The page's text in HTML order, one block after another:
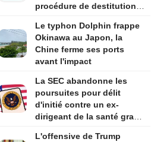
procédure de destitution
Chambre, selon des
sources
Le typhon Dolphin frappe
Okinawa au Japon, la
Chine ferme ses ports
avant l'impact
La SEC abandonne les
poursuites pour délit
d'initié contre un ex-
dirigeant de la santé gracié
L'offensive de Trump